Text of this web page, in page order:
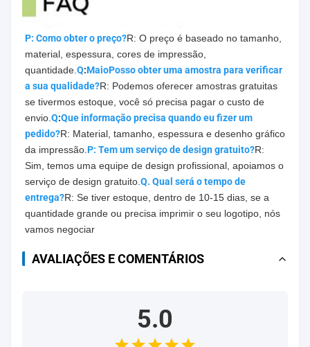
P: Como obter o preço?R: O preço é baseado no tamanho,
material, espessura, cores de impressão,
quantidade. Q:MaioPosso obter uma amostra para verificar
a sua qualidade?R: Podemos oferecer amostras gratuitas
se tivermos estoque, você só precisa pagar o custo de
envio. Q:Que informação precisa quando eu fizer um
pedido?R: Material, tamanho, espessura e desenho gráfico
da impressão. P: Tem um serviço de design gratuito?R:
Sim, temos uma equipe de design profissional, apoiamos o
serviço de design gratuito. Q. Qual será o tempo de
entrega?R: Se tiver estoque, dentro de 10-15 dias, se a
quantidade grande ou precisa imprimir o seu logotipo, nós
vamos negociar
AVALIAÇÕES E COMENTÁRIOS
5.0